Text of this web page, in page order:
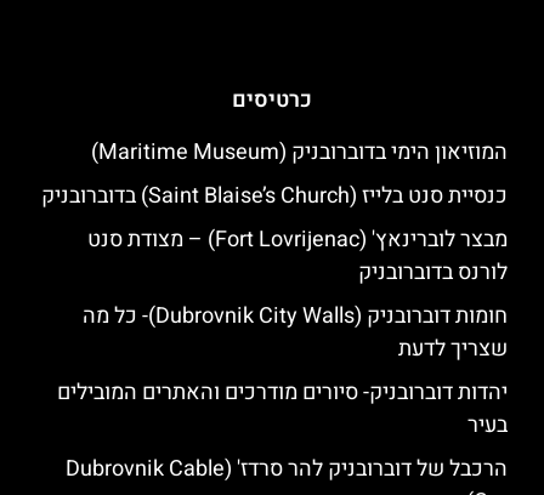
כרטיסים
המוזיאון הימי בדוברובניק (Maritime Museum)
כנסיית סנט בלייז (Saint Blaise’s Church) בדוברובניק
מבצר לוברינאץ' (Fort Lovrijenac) – מצודת סנט
לורנס בדוברובניק
חומות דוברובניק (Dubrovnik City Walls)- כל מה
שצריך לדעת
יהדות דוברובניק- סיורים מודרכים והאתרים המובילים
בעיר
הרכבל של דוברובניק להר סרדז' (Dubrovnik Cable